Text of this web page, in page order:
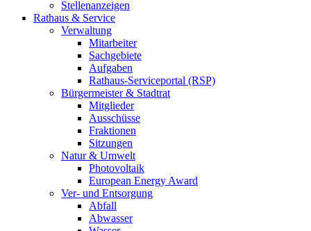
Stellenanzeigen
Rathaus & Service
Verwaltung
Mitarbeiter
Sachgebiete
Aufgaben
Rathaus-Serviceportal (RSP)
Bürgermeister & Stadtrat
Mitglieder
Ausschüsse
Fraktionen
Sitzungen
Natur & Umwelt
Photovoltaik
European Energy Award
Ver- und Entsorgung
Abfall
Abwasser